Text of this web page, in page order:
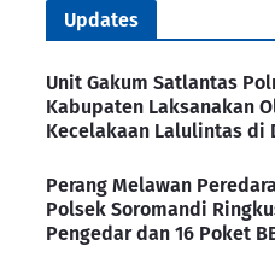
Updates
Unit Gakum Satlantas
Kabupaten Laksanakan
Kecelakaan Lalulintas di
Perang Melawan
Polsek Soromandi
Pengedar dan 16 Poket